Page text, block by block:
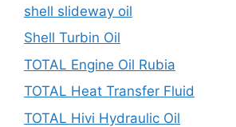
shell slideway oil
Shell Turbin Oil
TOTAL Engine Oil Rubia
TOTAL Heat Transfer Fluid
TOTAL Hivi Hydraulic Oil